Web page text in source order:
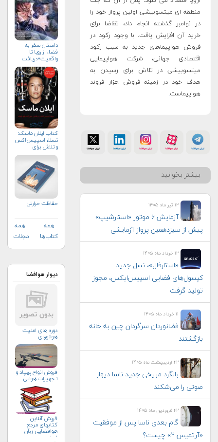
منطقه ای میتسوبیشی اولین پرواز خود را
در نوامبر گذشته انجام داد، تقاضا برای
خرید آن افزایش یافت. با وجود رکود در
فروش هواپیماهای جدید به سبب رکود
اقتصادی جهانی، شرکت هواپیمایی
میتسوبیشی در تلاش برای رسیدن به
هدف خود در زمینه فروش هزار فروند
هواپیماست.
بیشتر بخوانید
۱۲ تیر ماه ۱۴۰۵
آزمایش ۶ موتور «استارشیپ»
پیش از سیزدهمین پرواز آزمایشی
۱۲ خرداد ماه ۱۴۰۵
«استارفال»، نسل جدید
کپسول‌های فضایی اسپیس‌ایکس، مجوز
تولید گرفت
۱۱ خرداد ماه ۱۴۰۵
فضانوردان سرگردان چین به خانه
بازگشتند
۲۲ اردیبهشت ماه ۱۴۰۵
بالگرد مریخی جدید ناسا دیوار
صوتی را می‌شکند
۲۲ فروردین ماه ۱۴۰۵
گام بعدی ناسا پس از موفقیت
«آرتمیس ۲» چیست؟
داستان سفر به
فضا، از رویا تا
واقعیت+دریافت
نسخه‌ الکترونیکی
کتاب ایلان ماسک:
تسلا، اسپیس‌اکس
و تلاش برای
آینده‌ای
شگفت‌انگیز
حفاظت حرارتی
همه
کتاب‌ها
همه
مجلات
دیوار هوافضا
دوره های امنیت
هوانوردی
فروش انواع پهپاد و
تجهيزات هوايي
فروش آنلاین
کتابهای مرجع
هوافضایی زبان
اصلی